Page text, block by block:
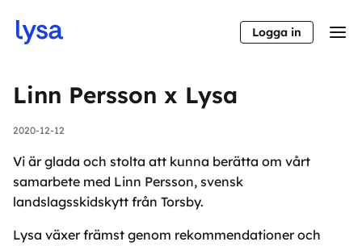
Logga in
Linn Persson x Lysa
2020-12-12
Vi är glada och stolta att kunna berätta om vårt
samarbete med Linn Persson, svensk
landslagsskidskytt från Torsby.
Lysa växer främst genom rekommendationer och